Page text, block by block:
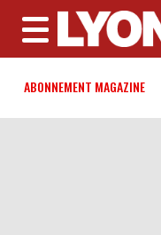
MENU
ABONNEMENT MAGAZINE